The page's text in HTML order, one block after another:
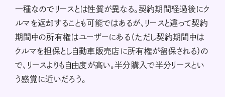
一種なのでリースとは性質が異なる。契約期間経過後にク
ルマを返却することも可能ではあるが、リースと違って契約
期間中の所有権はユーザーにある（ただし契約期間中は
クルマを担保とし自動車販売店に所有権が留保される）の
で、リースよりも自由度が高い。半分購入で半分リースとい
う感覚に近いだろう。